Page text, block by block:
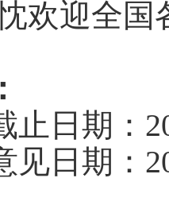
欢迎全国
止日期：
见日期：